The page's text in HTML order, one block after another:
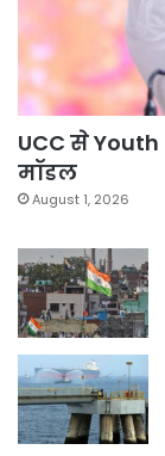
UCC से
मॉडल
August 1, 2026